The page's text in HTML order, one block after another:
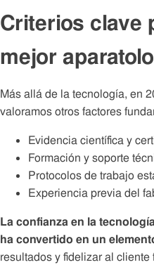
Criterios clave
mejor
Más allá de la tecnología, en
valoramos otros factores
Evidencia científica y
Formación y soporte
Protocolos de trabajo
Experiencia previa del
La confianza en la
ha convertido en un
resultados y fidelizar al cliente